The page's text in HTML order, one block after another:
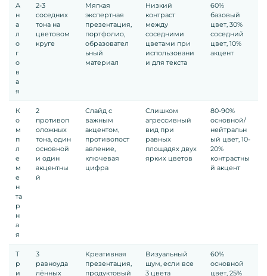
А
н
а
л
о
г
о
в
а
я
2-3
соседних
тона на
цветовом
круге
Мягкая
экспертная
презентация,
портфолио,
образовател
ьный
материал
Низкий
контраст
между
соседними
цветами при
использовани
и для текста
60%
базовый
цвет, 30%
соседний
цвет, 10%
акцент
К
о
м
п
л
е
м
е
н
та
р
н
а
я
2
противоп
оложных
тона, один
основной
и один
акцентны
й
Слайд с
важным
акцентом,
противопост
авление,
ключевая
цифра
Слишком
агрессивный
вид при
равных
площадях двух
ярких цветов
80-90%
основной/
нейтральн
ый цвет, 10-
20%
контрастны
й акцент
Т
р
и
3
равноуда
лённых
Креативная
презентация,
продуктовый
Визуальный
шум, если все
3 цвета
60%
основной
цвет, 25%